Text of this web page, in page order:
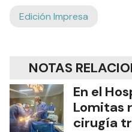
Edición Impresa
NOTAS
En el
Lomitas
cirugía